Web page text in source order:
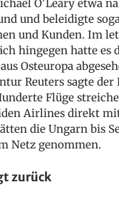
O'Leary etwa
und beleidigte
und Kunden. Im
hingegen hatte es
Osteuropa
Reuters sagte der
Flüge
Airlines direkt
die Ungarn bis
Netz genommen.
zurück